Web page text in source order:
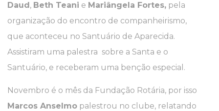
Daud, Beth Teani e Mariângela Fortes, pela
organização do encontro de companheirismo,
que aconteceu no Santuário de Aparecida.
Assistiram uma palestra sobre a Santa e o
Santuário, e receberam uma benção especial.
Novembro é o mês da Fundação Rotária, por isso
Marcos Anselmo palestrou no clube, relatando